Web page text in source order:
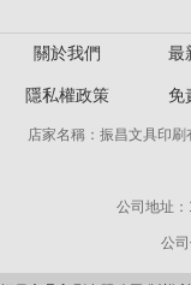
關於我們 最
隱私權政策 免
店家名稱：振昌文具印
公司地址
公